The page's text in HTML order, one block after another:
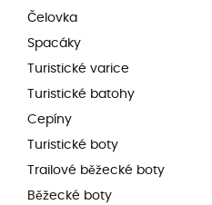
Čelovka
Spacáky
Turistické varice
Turistické batohy
Cepíny
Turistické boty
Trailové běžecké boty
Běžecké boty